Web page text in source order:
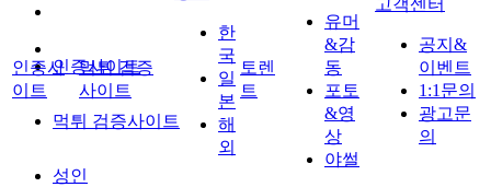
인증사이트
먹튀 검증사이트
성인
인증사
이트
먹튀 검증
사이트
한
국
일
본
해
외
토렌
트
유머
&감
동
포토
&영
상
야썰
고객센터
공지&
이벤트
1:1문의
광고문
의